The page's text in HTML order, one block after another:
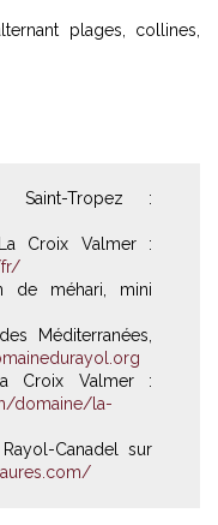
plages, collines,
Tropez :
Croix Valmer :
fr/
de méhari, mini
Méditerranées,
Croix Valmer :
domaine/la-
Canadel sur